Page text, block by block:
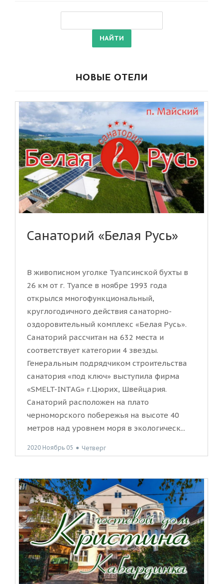
НОВЫЕ ОТЕЛИ
Санаторий «Белая Русь»
В живописном уголке Туапсинской бухты в
26 км от г. Туапсе в ноябре 1993 года
открылся многофункциональный,
круглогодичного действия санаторно-
оздоровительный комплекс «Белая Русь».
Санаторий рассчитан на 632 места и
соответствует категории 4 звезды.
Генеральным подрядчиком строительства
санатория «под ключ» выступила фирма
«SMELT-INTAG» г.Цюрих, Швейцария.
Санаторий расположен на плато
черноморского побережья на высоте 40
метров над уровнем моря в экологическ...
2020 Ноябрь 05 ● Четверг